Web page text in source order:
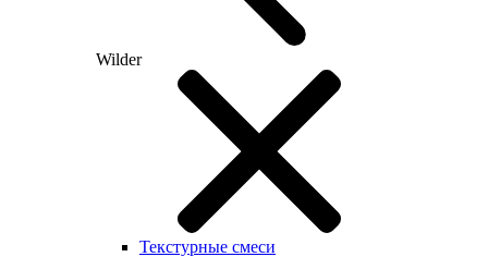
Wilder
Текстурные смеси